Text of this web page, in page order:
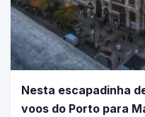
Nesta escapadinha
voos do Porto para